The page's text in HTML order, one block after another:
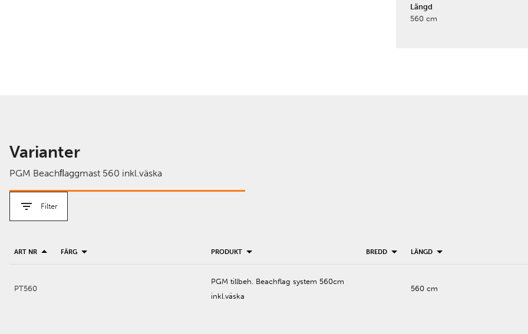
Längd
560 cm
Varianter
PGM Beachﬂaggmast 560 inkl.väska
Filter
ART NR FÄRG PRODUKT BREDD LÄNGD
PT560
PGM tillbeh. Beachflag system 560cm
inkl.väska
560 cm